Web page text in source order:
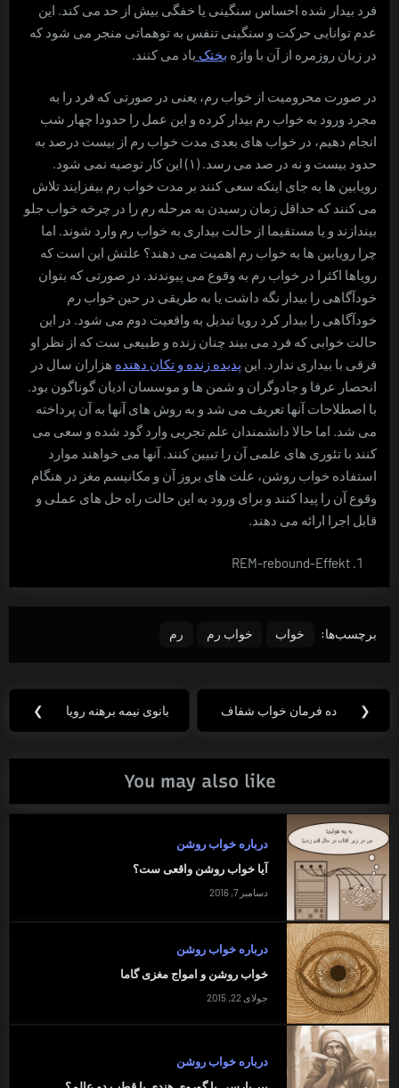
فرد بیدار شده احساس سنگینی یا خفگی بیش از حد می کند. این
عدم توانایی حرکت و سنگینی تنفس به توهماتی منجر می شود که
در زبان روزمره از آن با واژه بختک یاد می کنند.
در صورت محرومیت از خواب رم، یعنی در صورتی که فرد را به
مجرد ورود به خواب رم بیدار کرده و این عمل را حدودا چهار شب
انجام دهیم، در خواب های بعدی مدت خواب رم از بیست درصد به
حدود بیست و نه در صد می رسد. (۱) این کار توصیه نمی شود.
رویابین ها به جای اینکه سعی کنند بر مدت خواب رم بیفزایند تلاش
می کنند که حداقل زمان رسیدن به مرحله رم را در چرخه خواب جلو
بیندازند و یا مستقیما از حالت بیداری به خواب رم وارد شوند. اما
چرا رویابین ها به خواب رم اهمیت می دهند؟ علتش این است که
رویاها اکثرا در خواب رم به وقوع می پیوندند. در صورتی که بتوان
خودآگاهی را بیدار نگه داشت یا به طریقی در حین خواب رم
خودآگاهی را بیدار کرد رویا تبدیل به واقعیت دوم می شود. در این
حالت خوابی که فرد می بیند چنان زنده و طبیعی ست که از نظر او
فرقی با بیداری ندارد. این پدیده زنده و تکان دهنده هزاران سال در
انحصار عرفا و جادوگران و شمن ها و موسسان ادیان گوناگون بود.
با اصطلاحات آنها تعریف می شد و به روش های آنها به آن پرداخته
می شد. اما حالا دانشمندان علم تجربی وارد گود شده و سعی می
کنند با تئوری های علمی آن را تبیین کنند. آنها می خواهند موارد
استفاده خواب روشن، علت های بروز آن و مکانیسم مغز در هنگام
وقوع آن را پیدا کنند و برای ورود به این حالت راه حل های عملی و
قابل اجرا ارائه می دهند.
REM-rebound-Effekt
برچسب‌ها: خواب خواب رم رم
راهبری
نوشته
❮
Previous
ده فرمان خواب شفاف
Next
بانوی نیمه برهنه رویا ❯
You may also like
درباره خواب روشن
آیا خواب روشن واقعی ست؟
دسامبر 7, 2016
درباره خواب روشن
خواب روشن و امواج مغزی گاما
جولای 22, 2015
درباره خواب روشن